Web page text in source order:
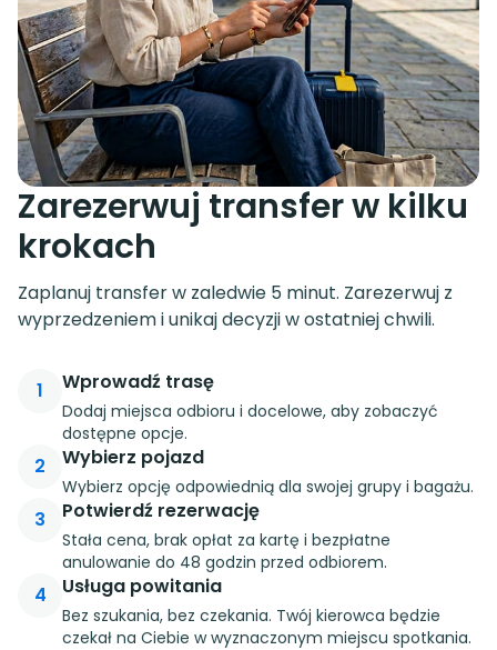
Zarezerwuj transfer w kilku
krokach
Zaplanuj transfer w zaledwie 5 minut. Zarezerwuj z
wyprzedzeniem i unikaj decyzji w ostatniej chwili.
1 Wprowadź trasę
Dodaj miejsca odbioru i docelowe, aby zobaczyć
dostępne opcje.
2 Wybierz pojazd
Wybierz opcję odpowiednią dla swojej grupy i bagażu.
3 Potwierdź rezerwację
Stała cena, brak opłat za kartę i bezpłatne
anulowanie do 48 godzin przed odbiorem.
4 Usługa powitania
Bez szukania, bez czekania. Twój kierowca będzie
czekał na Ciebie w wyznaczonym miejscu spotkania.